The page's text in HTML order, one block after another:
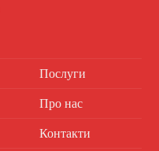
Послуги
Про нас
Контакти